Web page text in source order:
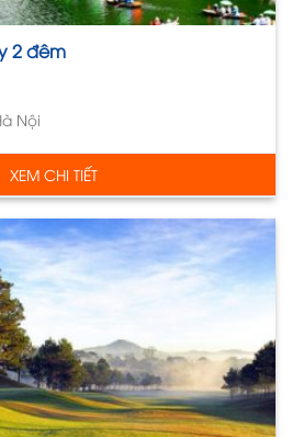
2 đêm
Nội
XEM CHI TIẾT